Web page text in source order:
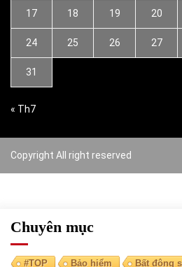
17 18 19 20
24 25 26 27
31
« Th7
Copyright All right reserved
Chuyên mục
#TOP Bảo hiểm Bất động